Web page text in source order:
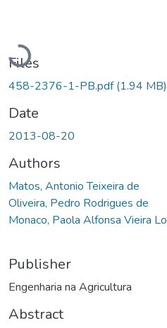
Loading...
Files
458-2376-1-PB.pdf(1.94 MB)
Date
2013-08-20
Authors
Matos, Antonio Teixeira de
Oliveira, Pedro Rodrigues de
Monaco, Paola Alfonsa Vieira Lo
Publisher
Engenharia na Agricultura
Abstract